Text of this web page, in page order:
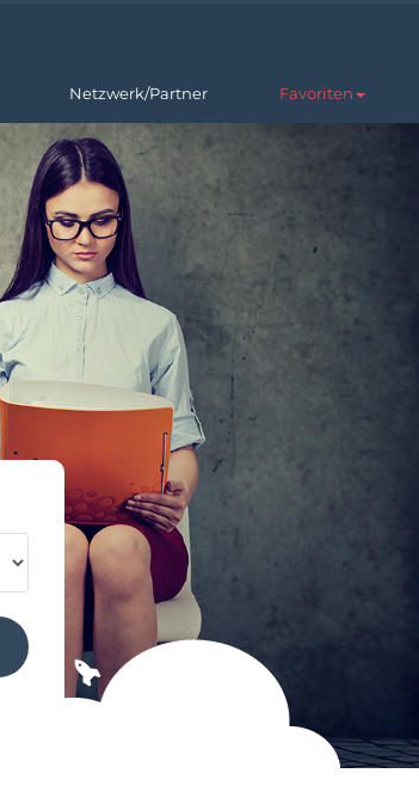
Netzwerk/Partner Favoriten